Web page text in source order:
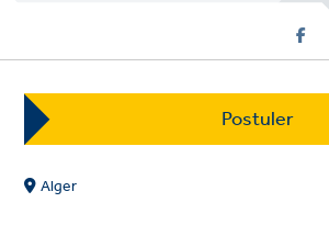
Postuler
Alger